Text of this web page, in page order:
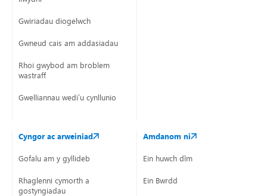
Gwiriadau diogelwch
Gwneud cais am addasiadau
Rhoi gwybod am broblem
wastraff
Gwelliannau wedi’u cynllunio
Cyngor ac arweiniad
Gofalu am y gyllideb
Rhaglenni cymorth a
gostyngiadau
Amdanom ni
Ein huwch dîm
Ein Bwrdd